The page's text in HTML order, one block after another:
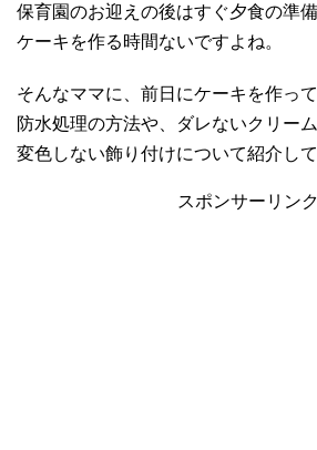
保育園のお迎えの後はすぐ夕食の準
ケーキを作る時間ないですよね。
そんなママに、前日にケーキを作っ
防水処理の方法や、ダレないクリーム
変色しない飾り付けについて紹介して
スポンサーリンク